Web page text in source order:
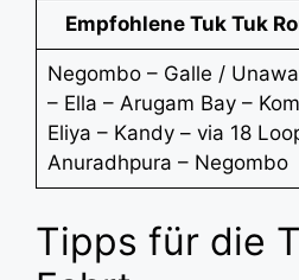
Empfohlene Tuk Tuk
Negombo – Galle /
– Ella – Arugam Bay –
Eliya – Kandy – via 18
Anuradhpura – Negombo
Tipps für die